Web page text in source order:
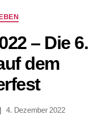
– Die 6.
dem
4. Dezember 2022